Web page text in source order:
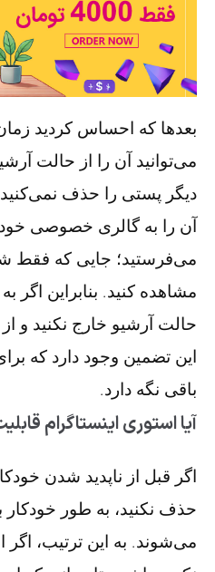
بعدها که احساس کردید
می‌توانید آن را از حالت
دیگر پستی را حذف
آن را به گالری خصوصی
می‌فرستید؛ جایی که فقط
مشاهده کنید. بنابراین اگر
حالت آرشیو خارج نکنید و
این تضمین وجود دارد که
باقی نگه دارد.
آیا استوری اینستاگرام
اگر قبل از ناپدید شدن
حذف نکنید،‌ به طور
می‌شوند. به این ترتیب،